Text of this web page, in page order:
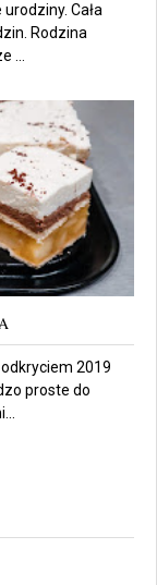
Cała
Rodzina
...
2019
proste do